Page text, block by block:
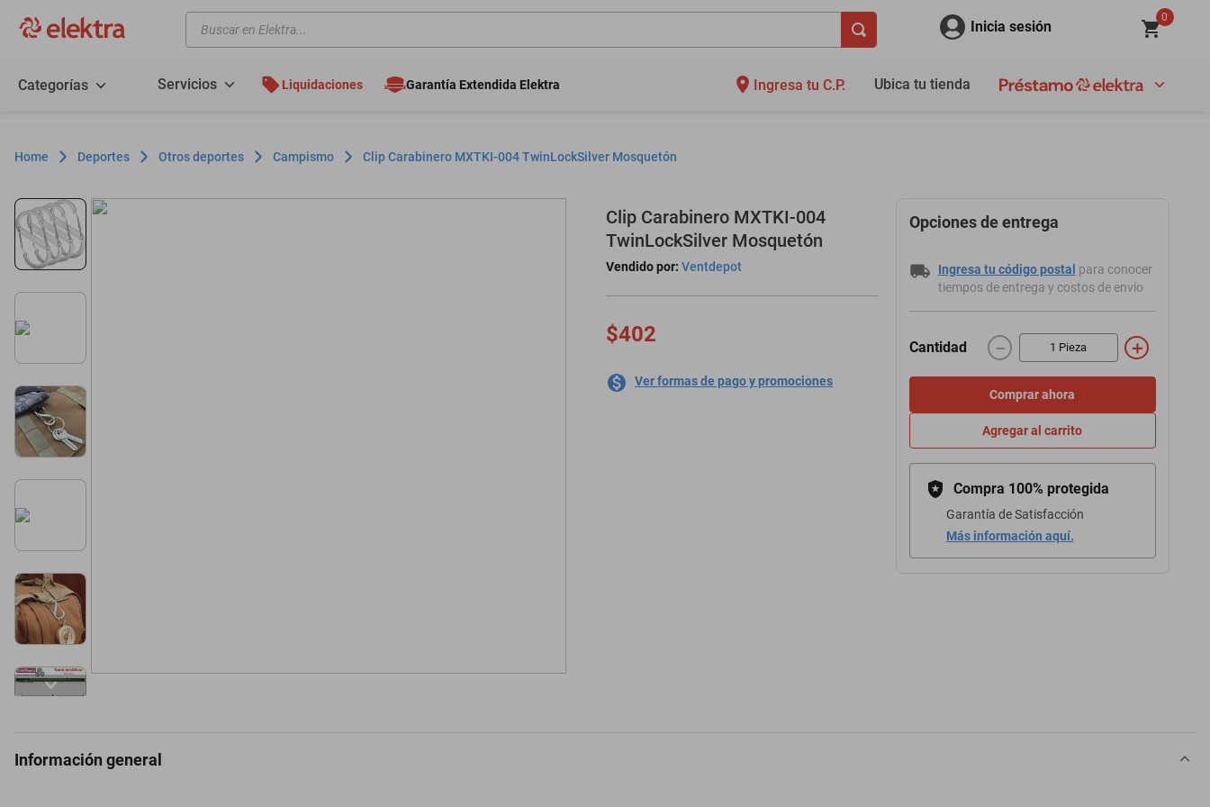
Buscar en Elektra... Inicia sesión
0
Categorías Servicios Liquidaciones Garantía Extendida Elektra Ingresa tu C.P. Ubica tu tienda
Deportes Otros deportes Campismo Clip Carabinero MXTKI-004 TwinLockSilver Mosquetón
Clip Carabinero MXTKI-004
TwinLockSilver Mosquetón
Vendido por: Ventdepot
$402
Ver formas de pago y promociones
Opciones de entrega
Ingresa tu código postal para conocer
tiempos de entrega y costos de envío
Cantidad ＋
－
Comprar ahora
Agregar al carrito
Compra 100% protegida
Garantía de Satisfacción
Más información aquí.
Información general
motos